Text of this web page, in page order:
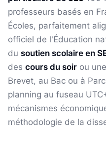
professeurs basés en
Écoles, parfaitement
officiel de l'Éducation
du soutien scolaire en
des cours du soir ou
Brevet, au Bac ou à
planning au fuseau
mécanismes
méthodologie de la